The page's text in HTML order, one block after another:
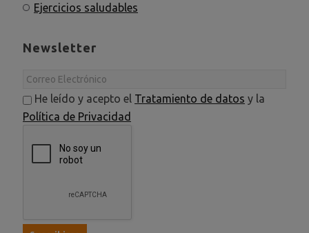
Ejercicios saludables
Newsletter
He leído y acepto el Tratamiento de datos y la
Política de Privacidad